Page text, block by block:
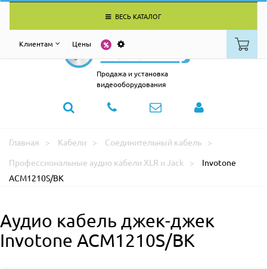
ВЕСЬ КАТАЛОГ
Клиентам Цены
Продажа и установка
видеооборудования
Главная Кабели
Соединительный кабель
Профессиональные аудио кабели XLR и Jack
Invotone
ACM1210S/BK
Аудио кабель джек-джек
Invotone ACM1210S/BK